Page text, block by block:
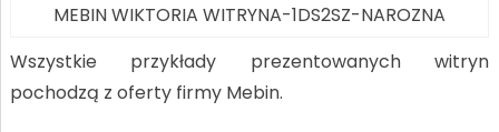
MEBIN WIKTORIA WITRYNA-1DS2SZ-NAROZNA
Wszystkie przykłady prezentowanych witryn
pochodzą z oferty firmy Mebin.